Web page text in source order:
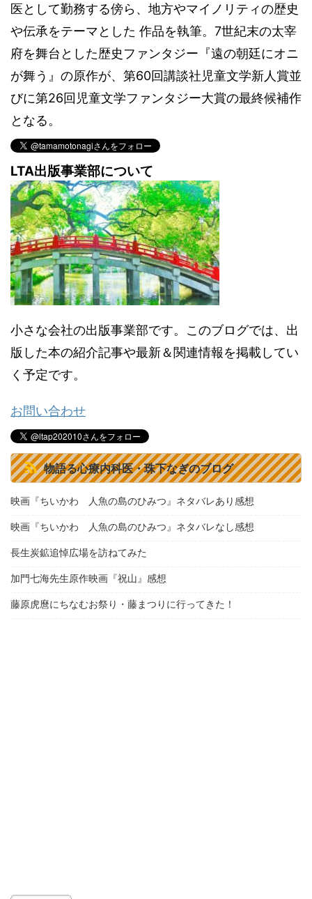
医として勤務する傍ら、地方やマイノリティの歴史
や伝承をテーマとした 作品を執筆。7世紀末の太宰
府を舞台とした歴史ファンタジー『遠の朝廷にオニ
が舞う』の原作が、第60回講談社児童文学新人賞並
びに第26回児童文学ファンタジー大賞の最終候補作
となる。
LTA出版事業部について
小さな会社の出版事業部です。このブログでは、出
版した本の紹介記事や最新＆関連情報を掲載してい
く予定です。
お問い合わせ
物語る心療内科医・珠下なぎのブログ
映画『ちいかわ 人魚の島のひみつ』ネタバレあり感想
映画『ちいかわ 人魚の島のひみつ』ネタバレなし感想
長生炭鉱追悼広場を訪ねてみた
加門七海先生原作映画『祝山』感想
藤原虎麿にちなむお祭り・藤まつりに行ってきた！